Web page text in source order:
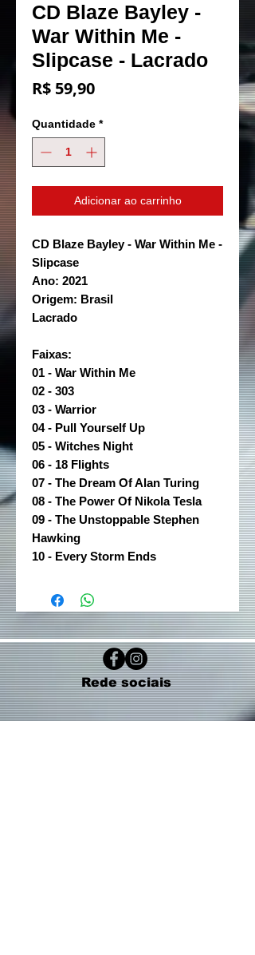
CD Blaze Bayley -
War Within Me -
Slipcase - Lacrado
R$ 59,90Preço
Quantidade *
Adicionar ao carrinho
CD Blaze Bayley - War Within Me -
Slipcase
Ano: 2021
Origem: Brasil
Lacrado
Faixas:
01 - War Within Me
02 - 303
03 - Warrior
04 - Pull Yourself Up
05 - Witches Night
06 - 18 Flights
07 - The Dream Of Alan Turing
08 - The Power Of Nikola Tesla
09 - The Unstoppable Stephen
Hawking
10 - Every Storm Ends
Rede sociais